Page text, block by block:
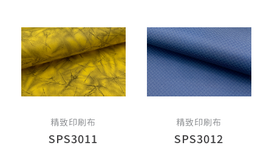
精致印刷布
SPS3011
精致印刷布
SPS3012